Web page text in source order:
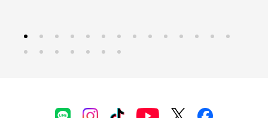
千葉都市モノレール
江戸川区(1)
東久留米市(2)
物件を検索する